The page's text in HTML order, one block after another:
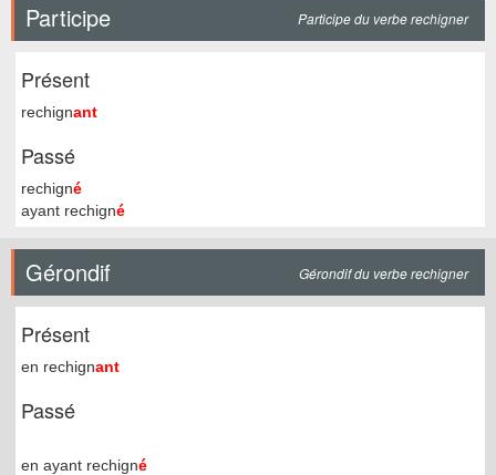
Participe Participe du verbe rechigner
Présent
rechignant
Passé
rechigné
ayant rechigné
Gérondif Gérondif du verbe rechigner
Présent
en rechignant
Passé
en ayant rechigné